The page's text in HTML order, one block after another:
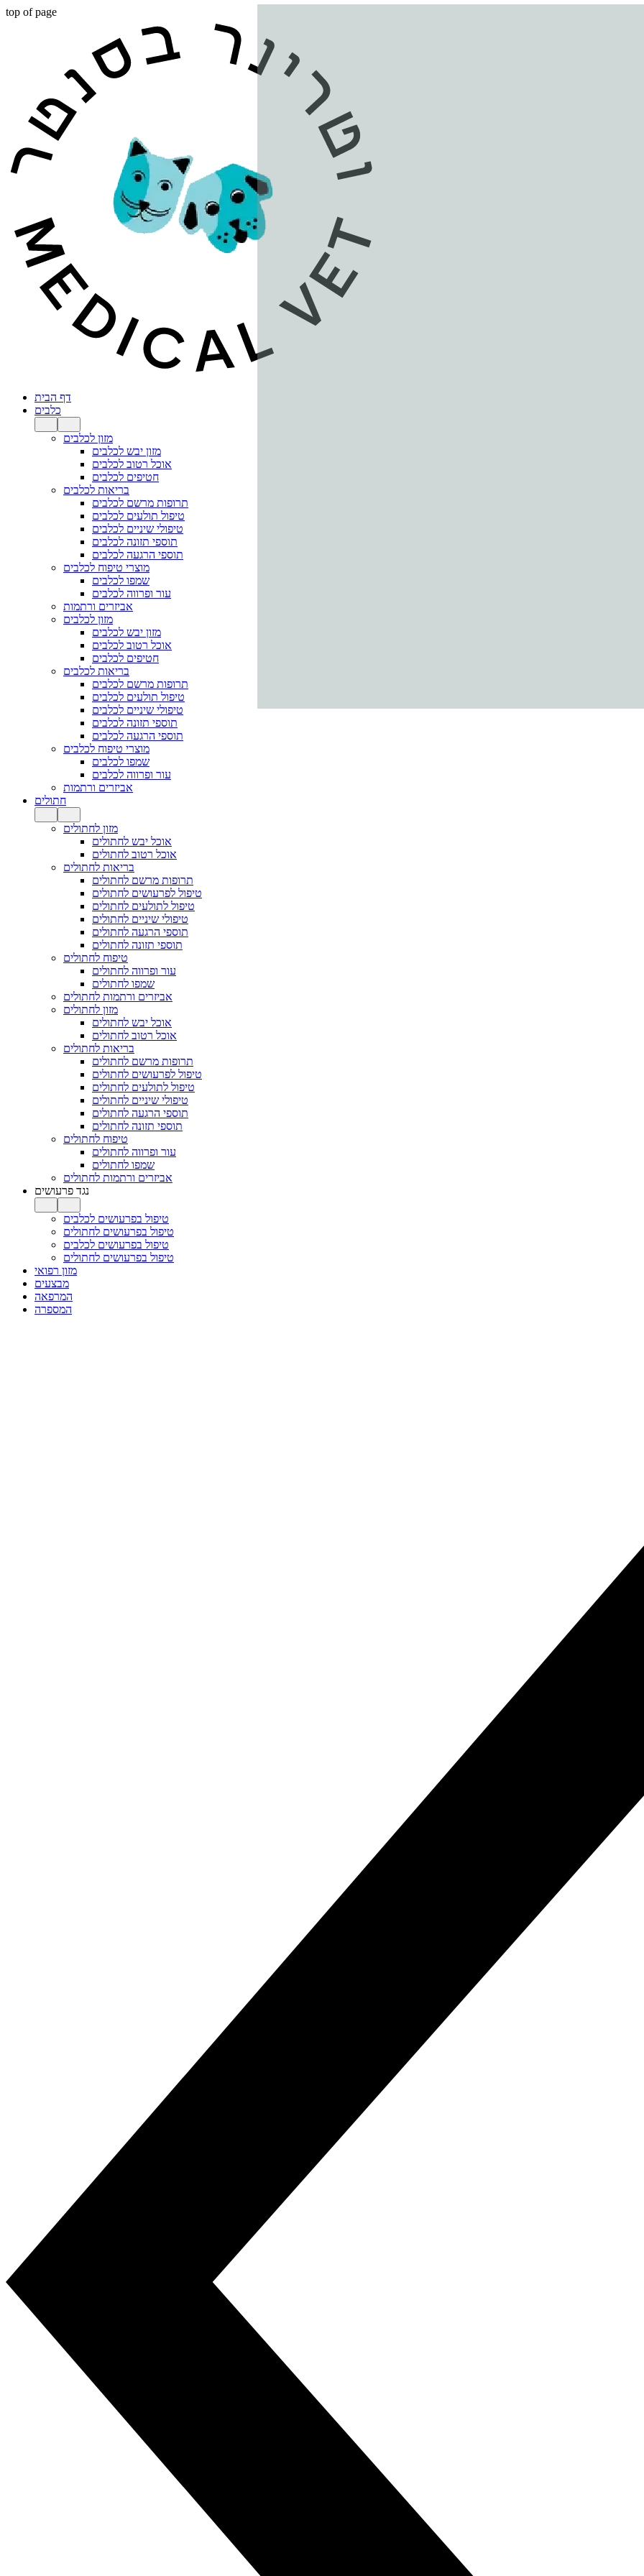
top of page
דף הבית
כלבים
מזון לכלבים
מזון יבש לכלבים
אוכל רטוב לכלבים
חטיפים לכלבים
בריאות לכלבים
תרופות מרשם לכלבים
טיפול תולעים לכלבים
טיפולי שיניים לכלבים
תוספי תזונה לכלבים
תוספי הרגעה לכלבים
מוצרי טיפוח לכלבים
שמפו לכלבים
עור ופרווה לכלבים
אביזרים ורתמות
מזון לכלבים
מזון יבש לכלבים
אוכל רטוב לכלבים
חטיפים לכלבים
בריאות לכלבים
תרופות מרשם לכלבים
טיפול תולעים לכלבים
טיפולי שיניים לכלבים
תוספי תזונה לכלבים
תוספי הרגעה לכלבים
מוצרי טיפוח לכלבים
שמפו לכלבים
עור ופרווה לכלבים
אביזרים ורתמות
חתולים
מזון לחתולים
אוכל יבש לחתולים
אוכל רטוב לחתולים
בריאות לחתולים
תרופות מרשם לחתולים
טיפול לפרעושים לחתולים
טיפול לתולעים לחתולים
טיפולי שיניים לחתולים
תוספי הרגעה לחתולים
תוספי תזונה לחתולים
טיפוח לחתולים
עור ופרווה לחתולים
שמפו לחתולים
אביזרים ורתמות לחתולים
מזון לחתולים
אוכל יבש לחתולים
אוכל רטוב לחתולים
בריאות לחתולים
תרופות מרשם לחתולים
טיפול לפרעושים לחתולים
טיפול לתולעים לחתולים
טיפולי שיניים לחתולים
תוספי הרגעה לחתולים
תוספי תזונה לחתולים
טיפוח לחתולים
עור ופרווה לחתולים
שמפו לחתולים
אביזרים ורתמות לחתולים
נגד פרעושים
טיפול בפרעושים לכלבים
טיפול בפרעושים לחתולים
טיפול בפרעושים לכלבים
טיפול בפרעושים לחתולים
מזון רפואי
מבצעים
המרפאה
המספרה